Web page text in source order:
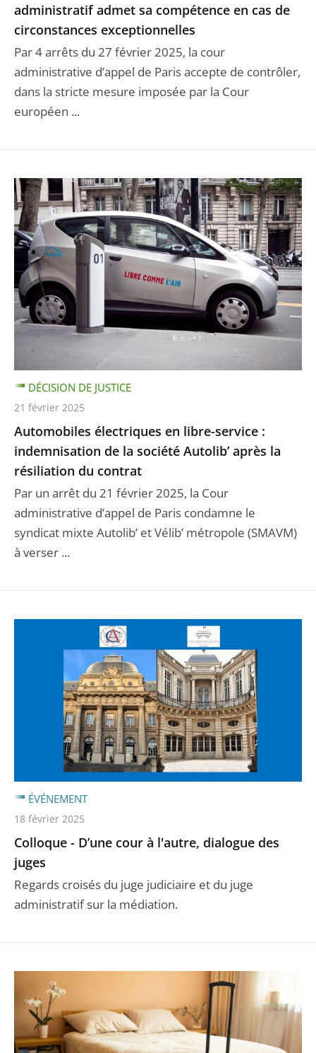
administratif admet sa compétence en cas de
circonstances exceptionnelles
Par 4 arrêts du 27 février 2025, la cour
administrative d’appel de Paris accepte de contrôler,
dans la stricte mesure imposée par la Cour
européen ...
Automobiles électriques en libre-service :
indemnisation de la société Autolib’ après la
résiliation du contrat
Par un arrêt du 21 février 2025, la Cour
administrative d’appel de Paris condamne le
syndicat mixte Autolib’ et Vélib’ métropole (SMAVM)
à verser ...
DÉCISION DE JUSTICE
21 février 2025
Colloque - D’une cour à l'autre, dialogue des
juges
Regards croisés du juge judiciaire et du juge
administratif sur la médiation.
ÉVÉNEMENT
18 février 2025